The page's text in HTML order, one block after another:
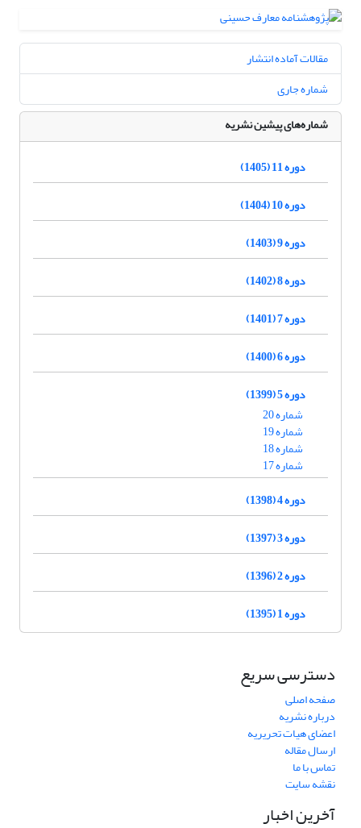
مقالات آماده انتشار
شماره جاری
شماره‌های پیشین نشریه
دوره 11 (1405)
دوره 10 (1404)
دوره 9 (1403)
دوره 8 (1402)
دوره 7 (1401)
دوره 6 (1400)
دوره 5 (1399)
شماره 20
شماره 19
شماره 18
شماره 17
دوره 4 (1398)
دوره 3 (1397)
دوره 2 (1396)
دوره 1 (1395)
دسترسی سریع
صفحه اصلی
درباره نشریه
اعضای هیات تحریریه
ارسال مقاله
تماس با ما
نقشه سایت
آخرین اخبار